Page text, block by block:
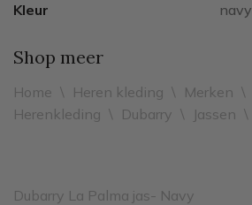
Kleur
navy
Shop meer
Home \ Heren kleding \ Merken \
Herenkleding \ Dubarry \ Jassen \
Dubarry La Palma jas- Navy